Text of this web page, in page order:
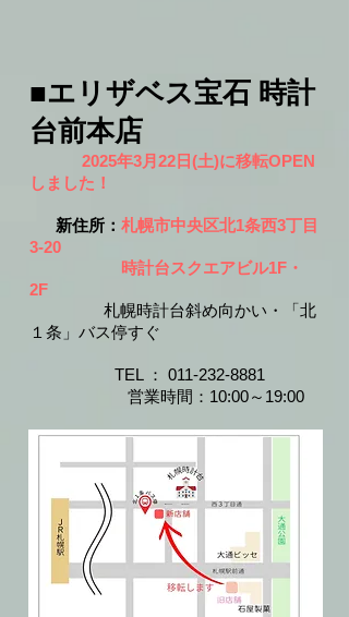
■エリザベス宝石 時計
台前本店
2025年3月22日(土)に移転OPEN
しました！
新住所： 札幌市中央区北1条西3丁目
3-20
時計台スクエアビル1F・
2F
札幌時計台斜め向かい・「北
１条」バス停すぐ
TEL ： 011-232-8881
営業時間：10:00～19:00